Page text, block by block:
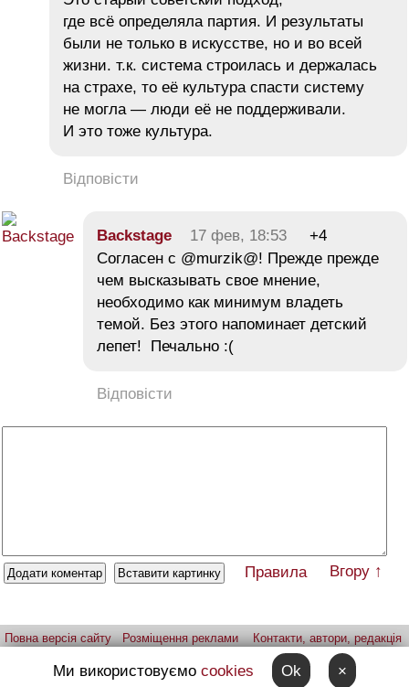
где всё определяла партия. И результаты
были не только в искусстве, но и во всей
жизни. т.к. система строилась и держалась
на страхе, то её культура спасти систему
не могла — люди её не поддерживали.
И это тоже культура.
Відповісти
Backstage 17 фев, 18:53
+4
Согласен с @murzik@! Прежде прежде
чем высказывать свое мнение,
необходимо как минимум владеть
темой. Без этого напоминает детский
лепет! Печально :(
Відповісти
Правила Вгору ↑
Повна версія сайту Розміщення реклами
Контакти, автори, редакція
Android
Надіслати фото через telegram
Patreon
Ми використовуємо cookies Ok ×